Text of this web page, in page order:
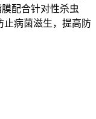
配合针对性杀虫
止病菌滋生，提高防